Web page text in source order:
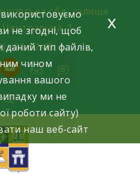
обл., селище
Центральна, 1.
220-52-85
youtube
не згодні, щоб
тип файлів,
чином
вашого
ми не
роботи сайту)
наш веб-сайт
x